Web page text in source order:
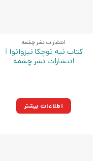
انتشارات نشر چشمه
کتاب نیه توچکا نیزوانوا |
انتشارات نشر چشمه
اطلاعات بیشتر